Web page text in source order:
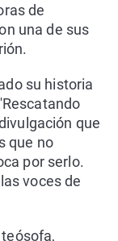
de
una de sus
su historia
que
que no
por serlo.
voces de